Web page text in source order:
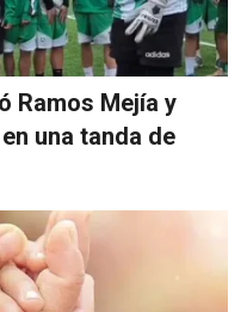
Ramos Mejía y
una tanda de